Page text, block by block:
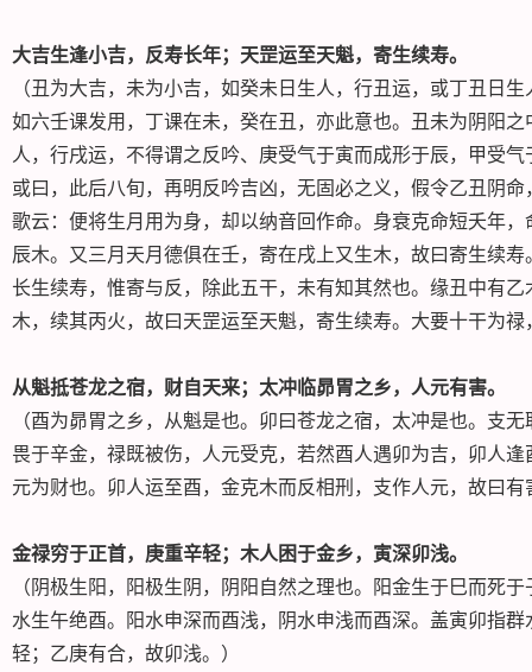
大吉生逢小吉，反寿长年；天罡运至天魁，寄生续寿。
（丑为大吉，未为小吉，如癸未日生人，行丑运，或丁丑日
如六壬课发用，丁课在未，癸在丑，亦此意也。丑未为阴阳
人，行戌运，不得谓之反吟、庚受气于寅而成形于辰，甲受
或曰，此后八旬，再明反吟吉凶，无固必之义，假令乙丑阴
歌云：便将生月用为身，却以纳音回作命。身衰克命短夭年
辰木。又三月天月德俱在壬，寄在戌上又生木，故曰寄生续
长生续寿，惟寄与反，除此五干，未有知其然也。缘丑中有
木，续其丙火，故曰天罡运至天魁，寄生续寿。大要十干为禄
从魁抵苍龙之宿，财自天来；太冲临昴胃之乡，人元有害。
（酉为昴胃之乡，从魁是也。卯曰苍龙之宿，太冲是也。支
畏于辛金，禄既被伤，人元受克，若然酉人遇卯为吉，卯人
元为财也。卯人运至酉，金克木而反相刑，支作人元，故曰
金禄穷于正首，庚重辛轻；木人困于金乡，寅深卯浅。
（阴极生阳，阳极生阴，阴阳自然之理也。阳金生于巳而死
水生午绝酉。阳水申深而酉浅，阴水申浅而酉深。盖寅卯指
轻；乙庚有合，故卯浅。）